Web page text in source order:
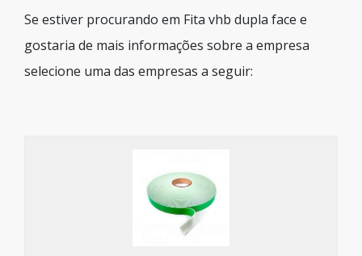
Se estiver procurando em Fita vhb dupla face e
gostaria de mais informações sobre a empresa
selecione uma das empresas a seguir: